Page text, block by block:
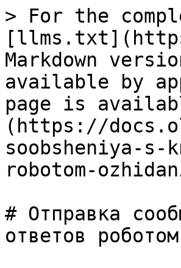
> For the
Markdown
available by
page is
(https://
soobsheniya-s-
robotom-
# Отправка
ответов